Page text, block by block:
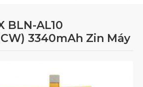
BLN-AL10
3340mAh Zin Máy